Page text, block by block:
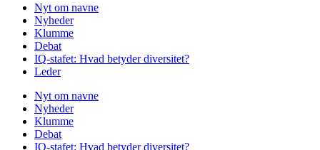
Nyt om navne
Nyheder
Klumme
Debat
IQ-stafet: Hvad betyder diversitet?
Leder
Nyt om navne
Nyheder
Klumme
Debat
IQ-stafet: Hvad betyder diversitet?